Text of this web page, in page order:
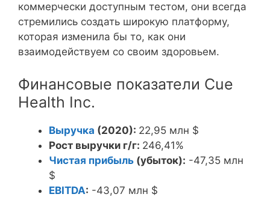
коммерчески доступным тестом, они всегда
стремились создать широкую платформу,
которая изменила бы то, как они
взаимодействуем со своим здоровьем.
Финансовые показатели Cue
Health Inc.
Выручка (2020): 22,95 млн $
Рост выручки г/г: 246,41%
Чистая прибыль (убыток): -47,35 млн
$
EBITDA: -43,07 млн $